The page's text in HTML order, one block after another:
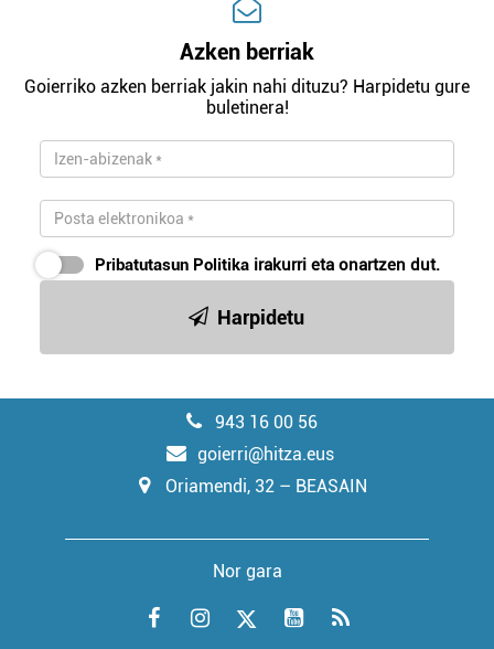
Azken berriak
Goierriko azken berriak jakin nahi dituzu? Harpidetu gure
buletinera!
Pribatutasun Politika irakurri eta onartzen dut.
Harpidetu
943 16 00 56
goierri@hitza.eus
Oriamendi, 32 – BEASAIN
Nor gara